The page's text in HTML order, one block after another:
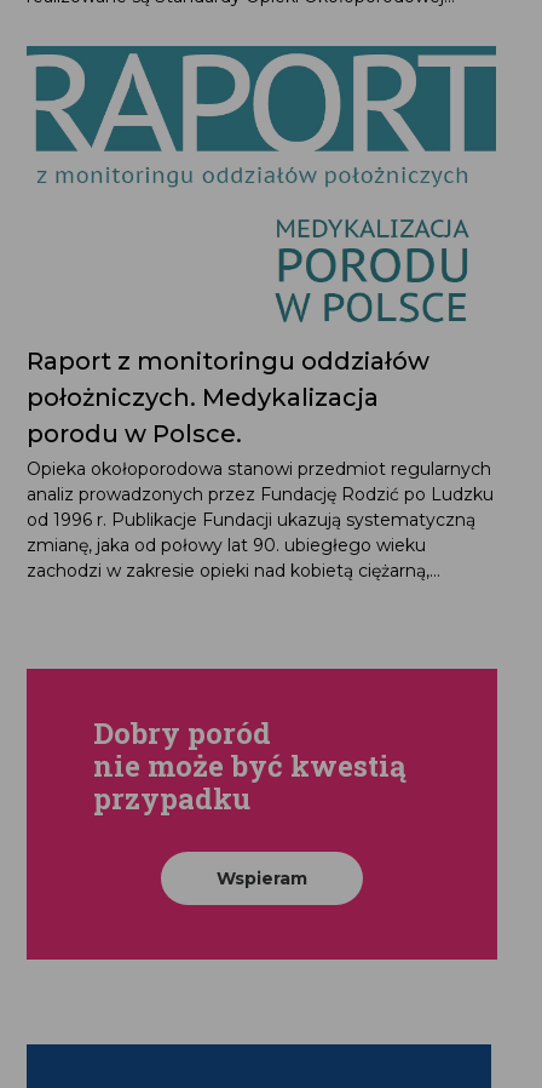
Raport z monitoringu oddziałów
położniczych. Medykalizacja
porodu w Polsce.
Opieka okołoporodowa stanowi przedmiot regularnych
analiz prowadzonych przez Fundację Rodzić po Ludzku
od 1996 r. Publikacje Fundacji ukazują systematyczną
zmianę, jaka od połowy lat 90. ubiegłego wieku
zachodzi w zakresie opieki nad kobietą ciężarną,...
Dobry poród
nie może być kwestią
przypadku
Wspieram